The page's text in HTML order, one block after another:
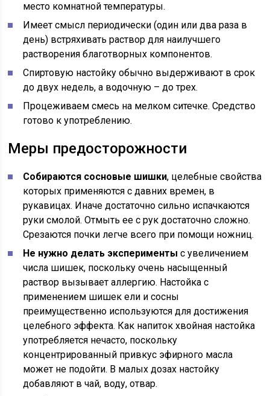
место комнатной температуры.
Имеет смысл периодически (один или два раза в
день) встряхивать раствор для наилучшего
растворения благотворных компонентов.
Спиртовую настойку обычно выдерживают в срок
до двух недель, а водочную – до трех.
Процеживаем смесь на мелком ситечке. Средство
готово к употреблению.
Меры предосторожности
Собираются сосновые шишки, целебные свойства
которых применяются с давних времен, в
рукавицах. Иначе достаточно сильно испачкаются
руки смолой. Отмыть ее с рук достаточно сложно.
Срезаются почки легче всего при помощи ножниц.
Не нужно делать эксперименты с увеличением
числа шишек, поскольку очень насыщенный
раствор вызывает аллергию. Настойка с
применением шишек ели и сосны
преимущественно используются для достижения
целебного эффекта. Как напиток хвойная настойка
употребляется нечасто, поскольку
концентрированный привкус эфирного масла
может не подойти. В малых дозах настойку
добавляют в чай, воду, отвар.